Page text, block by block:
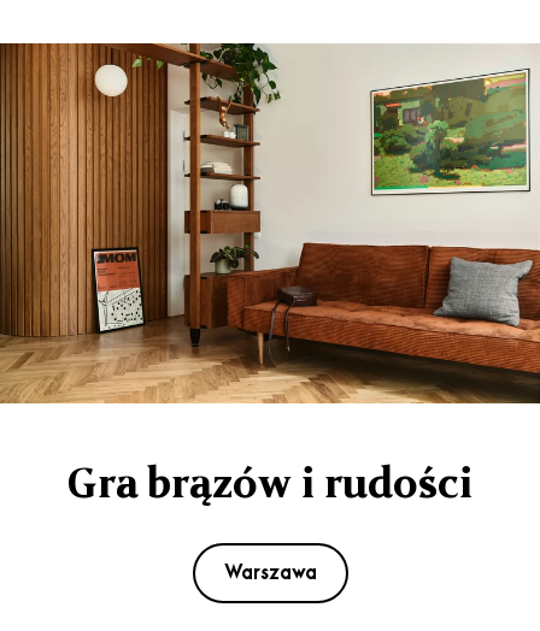
Gra brązów i rudości
Warszawa